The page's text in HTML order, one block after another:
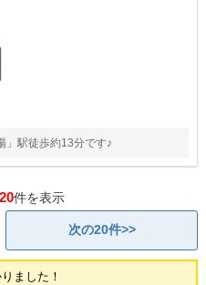
」駅徒歩約13分です♪
件を表示
次の20件>>
ました！